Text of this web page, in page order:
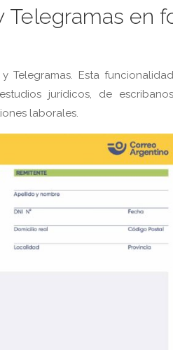
en
Telegramas. Esta
jurídicos, de
laborales.